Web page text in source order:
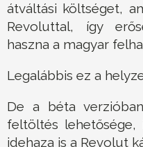
átváltási költséget,
Revoluttal, így
haszna a magyar
Legalábbis ez a
De a béta
feltöltés
idehaza is a Revolut